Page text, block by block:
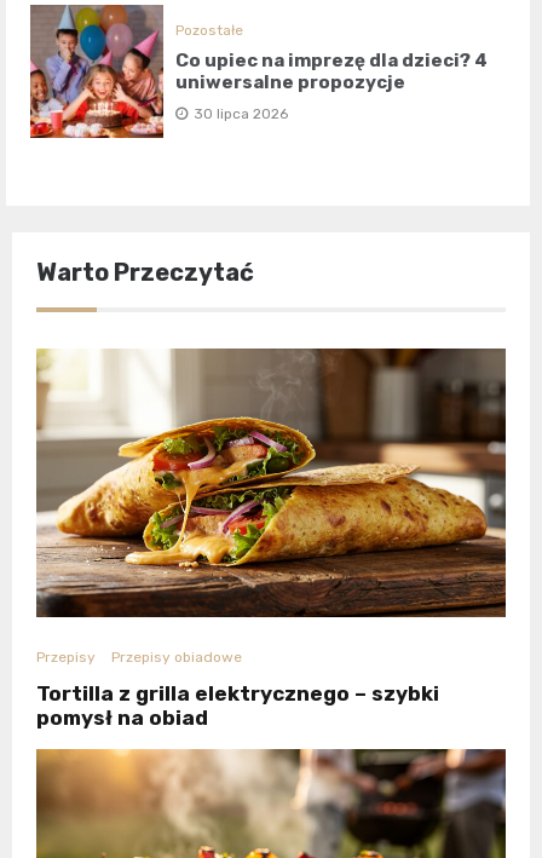
Pozostałe
Co upiec na imprezę dla dzieci? 4
uniwersalne propozycje
30 lipca 2026
Warto Przeczytać
Przepisy Przepisy obiadowe
Tortilla z grilla elektrycznego – szybki
pomysł na obiad